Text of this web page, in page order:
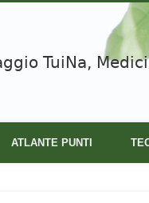
TuiNa,
ATLANTE PUNTI